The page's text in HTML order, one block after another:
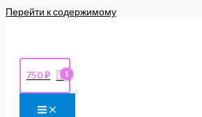
Перейти к содержимому
750₽